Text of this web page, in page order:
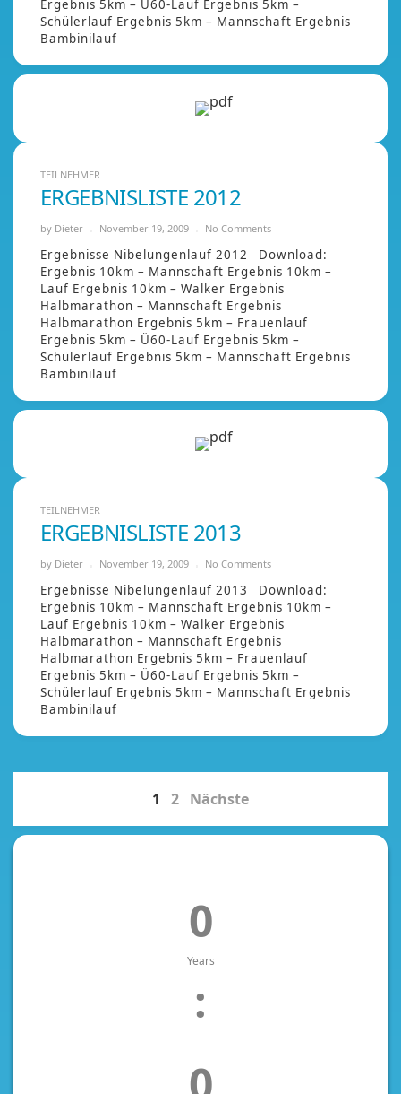
Ergebnis 5km – Ü60-Lauf Ergebnis 5km –
Schülerlauf Ergebnis 5km – Mannschaft Ergebnis
Bambinilauf
TEILNEHMER
ERGEBNISLISTE 2012
by Dieter November 19, 2009 No Comments
Ergebnisse Nibelungenlauf 2012 Download:
Ergebnis 10km – Mannschaft Ergebnis 10km –
Lauf Ergebnis 10km – Walker Ergebnis
Halbmarathon – Mannschaft Ergebnis
Halbmarathon Ergebnis 5km – Frauenlauf
Ergebnis 5km – Ü60-Lauf Ergebnis 5km –
Schülerlauf Ergebnis 5km – Mannschaft Ergebnis
Bambinilauf
TEILNEHMER
ERGEBNISLISTE 2013
by Dieter November 19, 2009 No Comments
Ergebnisse Nibelungenlauf 2013 Download:
Ergebnis 10km – Mannschaft Ergebnis 10km –
Lauf Ergebnis 10km – Walker Ergebnis
Halbmarathon – Mannschaft Ergebnis
Halbmarathon Ergebnis 5km – Frauenlauf
Ergebnis 5km – Ü60-Lauf Ergebnis 5km –
Schülerlauf Ergebnis 5km – Mannschaft Ergebnis
Bambinilauf
1 2 Nächste
0
Years
: